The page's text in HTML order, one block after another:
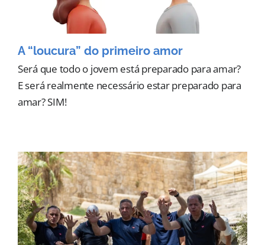
A “loucura” do primeiro amor
Será que todo o jovem está preparado para amar?
E será realmente necessário estar preparado para
amar? SIM!